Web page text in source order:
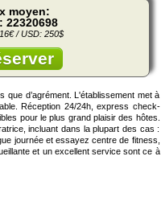
moyen:
22320698
/ USD: 250$
d’agrément. L'établissement met à
Réception 24/24h, express check-
pour le plus grand plaisir des hôtes.
incluant dans la plupart des cas :
journée et essayez centre de fitness,
et un excellent service sont ce à